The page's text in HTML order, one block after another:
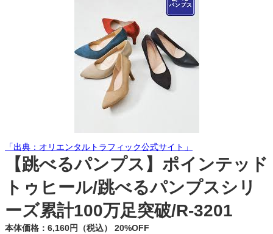
「出典：オリエンタルトラフィック公式サイト」
【跳べるパンプス】ポインテッド
トゥヒール/跳べるパンプスシリ
ーズ累計100万足突破/R-3201
本体価格：6,160円（税込） 20%OFF